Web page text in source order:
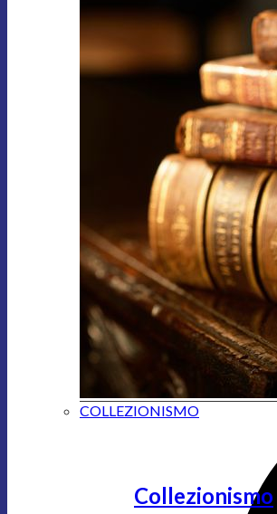
COLLEZIONISMO
Collezionismo